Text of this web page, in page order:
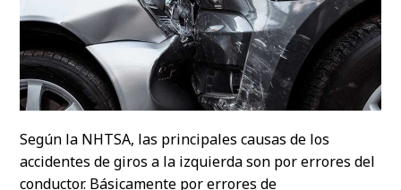
Según la NHTSA, las principales causas de los
accidentes de giros a la izquierda son por errores del
conductor. Básicamente por errores de